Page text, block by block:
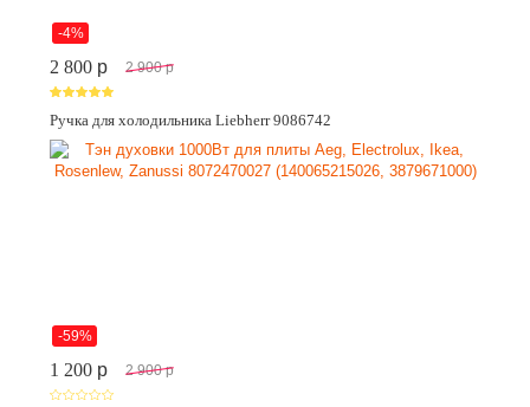
-4%
2 800 p 2 900 p
Ручка для холодильника Liebherr 9086742
-59%
1 200 p 2 900 p